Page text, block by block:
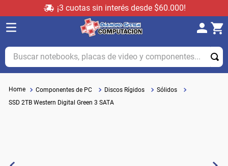
¡3 cuotas sin interés desde $60.000!
Buscar notebooks, placas de video y componentes...
Componentes de PC Discos Rígidos
Sólidos
SSD 2TB Western Digital Green 3 SATA